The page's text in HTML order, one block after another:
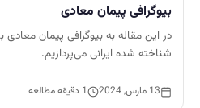
بیوگرافی پیمان معادی
در این مقاله به بیوگرافی پیمان معادی
شناخته شده ایرانی می‌پردازیم.
13 مارس, 2024 1 دقیقه مطالعه